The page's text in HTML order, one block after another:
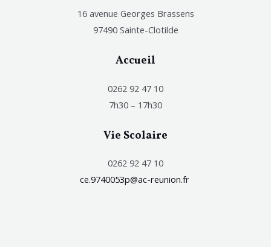
16 avenue Georges Brassens
97490 Sainte-Clotilde
Accueil
0262 92 47 10
7h30 – 17h30
Vie Scolaire
0262 92 47 10
ce.9740053p@ac-reunion.fr